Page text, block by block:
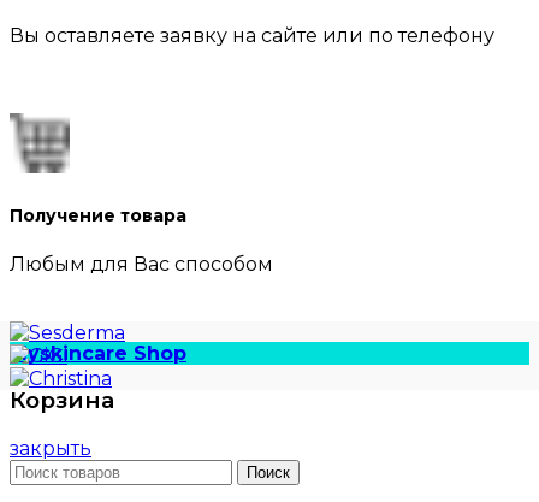
Вы оставляете заявку на сайте или по телефону
Получение товара
Любым для Вас способом
Myskincare Shop
Корзина
закрыть
Поиск